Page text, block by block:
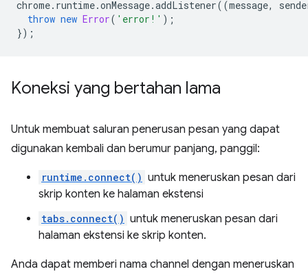
chrome. runtime.onMessage.addListener((message,
throw new Error( 'error!' );
});
Koneksi yang bertahan lama
Untuk membuat saluran penerusan pesan yang dapat
digunakan kembali dan berumur panjang, panggil:
runtime.connect() untuk meneruskan pesan dari
skrip konten ke halaman ekstensi
tabs.connect() untuk meneruskan pesan dari
halaman ekstensi ke skrip konten.
Anda dapat memberi nama channel dengan meneruskan